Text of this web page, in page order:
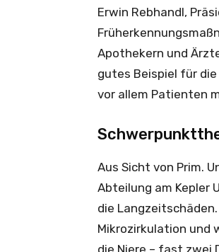
Erwin Rebhandl,
Apothekern und
gutes Beispiel für
vor allem Patienten
Aus Sicht von Prim.
Abteilung am Kepler
die
Mikrozirkulation und